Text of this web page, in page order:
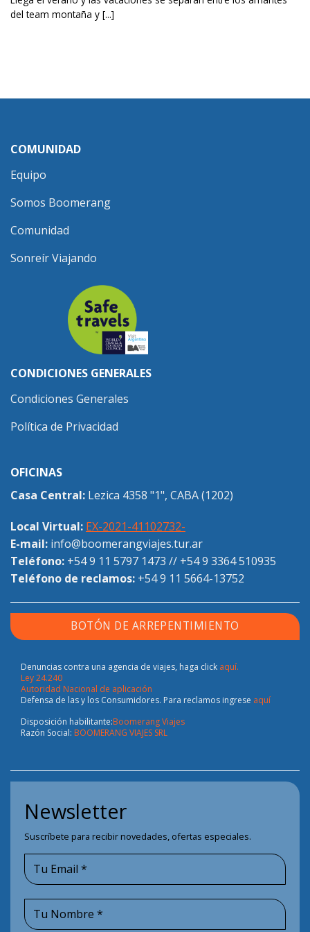
del team montaña y [...]
COMUNIDAD
Equipo
Somos Boomerang
Comunidad
Sonreír Viajando
CONDICIONES GENERALES
Condiciones Generales
Política de Privacidad
OFICINAS
Casa Central: Lezica 4358 "1", CABA (1202)
Local Virtual: EX-2021-41102732-
E-mail: info@boomerangviajes.tur.ar
Teléfono: +54 9 11 5797 1473 // +54 9 3364 510935
Teléfono de reclamos: +54 9 11 5664-13752
BOTÓN DE ARREPENTIMIENTO
Denuncias contra una agencia de viajes, haga click aquí.
Ley 24.240
Autoridad Nacional de aplicación
Defensa de las y los Consumidores. Para reclamos ingrese aquí
Disposición habilitante:Boomerang Viajes
Razón Social: BOOMERANG VIAJES SRL
Newsletter
Suscríbete para recibir novedades, ofertas especiales.